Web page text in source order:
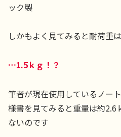
ック製
しかもよく見てみると耐荷重は
…1.5ｋｇ！？
筆者が現在使用しているノー
様書を見てみると重量は約2.6
ないのです